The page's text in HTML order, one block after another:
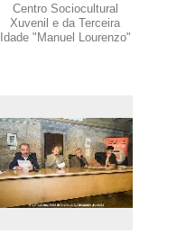
Centro Sociocultural
Xuvenil e da Terceira
Idade "Manuel Lourenzo"